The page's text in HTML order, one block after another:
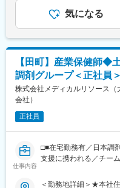
売上高約10兆円規模の
Health」の日本法人で
44.000人の従業員とと
品・医療製品及びデー
変更の範囲：会社の定め
・クライアントの予算
までをノウハウ提供を
に当てはめず、顧客ご
と伴走できるポジショ
【業務内容】※現時点
す。
調剤薬局やドラッグス
ィングを行います。導
ズを基に、より専門的
ます。
・採用プロデュース：
給)賃金はあくまでも目
能性があります。月給(
気になる
【田町】産業保健師
調剤グループ＜正社員＞
株式会社メディカルリソース
会社）
正社員
仕事内容
□■在宅勤務有／日本調
支援に携われる／チー
■概要
＜勤務地詳細＞★本社